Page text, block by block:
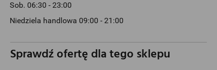
Sob. 06:30 - 23:00
Niedziela handlowa 09:00 - 21:00
Sprawdź ofertę dla tego sklepu